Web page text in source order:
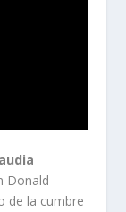
Donald
de la cumbre